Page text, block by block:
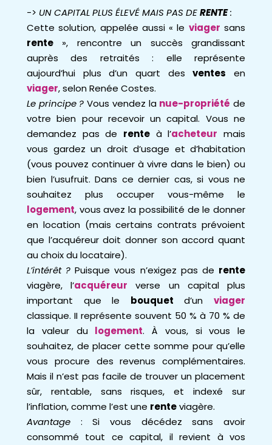
-> UN CAPITAL PLUS ÉLEVÉ MAIS PAS DERENTE:
Cette solution, appelée aussi « le viager sans
rente », rencontre un succès grandissant
auprès des retraités : elle représente
aujourd’hui plus d’un quart desventes en
viager, selon Renée Costes.
Le principe ? Vous vendez la nue-propriété de
votre bien pour recevoir un capital. Vous ne
demandez pas de rente à l’acheteur mais
vous gardez un droit d’usage et d’habitation
(vous pouvez continuer à vivre dans le bien) ou
bien l’usufruit. Dans ce dernier cas, si vous ne
souhaitez plus occuper vous-même le
logement, vous avez la possibilité de le donner
en location (mais certains contrats prévoient
que l’acquéreur doit donner son accord quant
au choix du locataire).
L’intérêt ? Puisque vous n’exigez pas de rente
viagère, l’acquéreur
verse un capital plus
important que le bouquet d’unviager
classique. II représente souvent 50 % à 70 % de
la valeur du logement. À vous, si vous le
souhaitez, de placer cette somme pour qu’elle
vous procure des revenus complémentaires.
Mais il n’est pas facile de trouver un placement
sûr, rentable, sans risques, et indexé sur
l’inflation, comme l’est une renteviagère.
Avantage : Si vous décédez sans avoir
consommé tout ce capital, il revient à vos